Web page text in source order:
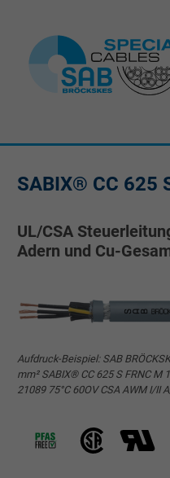
SABIX® CC 625
UL/CSA
Adern und Cu-
Aufdruck-Beispiel: SAB
mm² SABIX® CC 625 S FRNC M
21089 75°C 60OV CSA AWM I/II